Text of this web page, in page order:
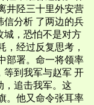
井陉三十里外安营
信分析 了两边的兵
城，恐怕不是对方
，经过反复思考，
部署。命一将领率
等到我军与赵军 开
，追击我军。这
。他又命令张耳率